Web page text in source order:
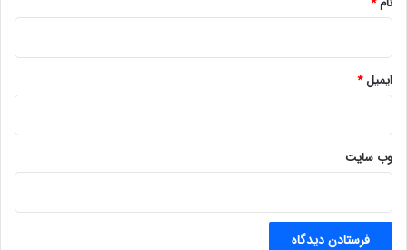
د
؟
ایمیل*
وب‌ سایت